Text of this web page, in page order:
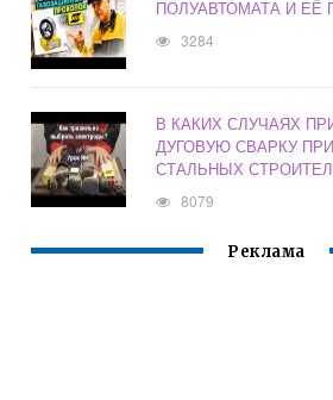
ПОЛУАВТОМАТА И
3284
В КАКИХ СЛУЧАЯХ
ДУГОВУЮ СВАРКУ
СТАЛЬНЫХ
8079
Реклама